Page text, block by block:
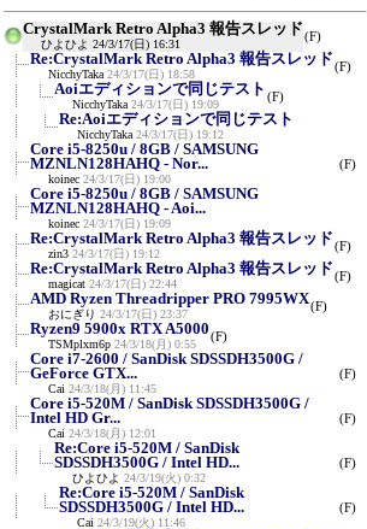
CrystalMark Retro Alpha3 報告スレッド
ひよひよ 24/3/17(日) 16:31
(F)
Re:CrystalMark Retro Alpha3 報告スレッド
NicchyTaka 24/3/17(日) 18:58
(F)
Aoiエディションで同じテスト
NicchyTaka 24/3/17(日) 19:09
(F)
Re:Aoiエディションで同じテスト
NicchyTaka 24/3/17(日) 19:12
Core i5-8250u / 8GB / SAMSUNG
MZNLN128HAHQ - Nor...
koinec 24/3/17(日) 19:00
(F)
Core i5-8250u / 8GB / SAMSUNG
MZNLN128HAHQ - Aoi...
koinec 24/3/17(日) 19:09
Re:CrystalMark Retro Alpha3 報告スレッド
zin3 24/3/17(日) 19:12
(F)
Re:CrystalMark Retro Alpha3 報告スレッド
magicat 24/3/17(日) 22:44
(F)
AMD Ryzen Threadripper PRO 7995WX
おにぎり 24/3/17(日) 23:37
(F)
Ryzen9 5900x RTX A5000
TSMplxm6p 24/3/18(月) 0:55
(F)
Core i7-2600 / SanDisk SDSSDH3500G /
GeForce GTX...
Cai 24/3/18(月) 11:45
(F)
Core i5-520M / SanDisk SDSSDH3500G /
Intel HD Gr...
Cai 24/3/18(月) 12:01
(F)
Re:Core i5-520M / SanDisk
SDSSDH3500G / Intel HD...
ひよひよ 24/3/19(火) 0:32
(F)
Re:Core i5-520M / SanDisk
SDSSDH3500G / Intel HD...
Cai 24/3/19(火) 11:46
(F)